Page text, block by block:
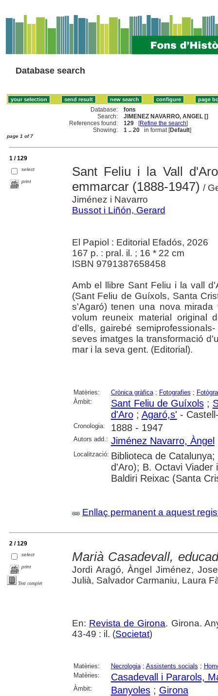
Database search
Database:
fons
Search:
JIMENEZ NAVARRO, ANGEL []
References found:
129 [Refine the search]
Showing:
1 .. 20 in format [Default]
page 1 of 7
1 / 129
select
print
Sant Feliu i la Vall
emmarcar (1888-1947) /
Jiménez i Navarro
Bussot i Liñón, Gerard
El Papiol : Editorial Efadós, 2026
167 p. : pral. il. ; 16 * 22 cm
ISBN 9791387658458
Amb el llibre Sant Feliu i la vall
(Sant Feliu de Guíxols, Santa
s'Agaró) tenen una nova
volum reuneix material original
d'ells, gairebé
seves imatges la transformació
mar i la seva gent. (Editorial).
Matèries: Crònica gràfica; Fotografies ;
Àmbit:
Sant Feliu de Guíxols;
d'Aro; Agaró,s' -
Cronologia: 1888 - 1947
Autors add.: Jiménez Navarro, Àngel
Localització: Biblioteca de
d'Aro); B. Octavi Viader
Baldiri Reixac (Santa
Enllaç permanent a aquest
2 / 129
select
print
Text complet
Marià Casadevall,
Jordi Aragó, Àngel Jiménez,
Julià, Salvador Carmaniu, Laura
En: Revista de Girona. Girona.
43-49 : il. (Societat)
Matèries: Necrologia; Assistents socials ;
Matèries:
Casadevall i Pararols,
Àmbit: Banyoles; Girona